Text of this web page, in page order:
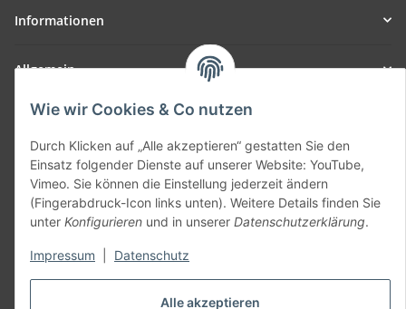
Alle akzeptieren
Wie wir Cookies & Co nutzen
Durch Klicken auf „Alle akzeptieren“ gestatten Sie den
Einsatz folgender Dienste auf unserer Website: YouTube,
Vimeo. Sie können die Einstellung jederzeit ändern
(Fingerabdruck-Icon links unten). Weitere Details finden Sie
unter Konfigurieren und in unserer Datenschutzerklärung.
Impressum Datenschutz
Informationen
Allgemein
Teil unseres Netzwerks:
SmoliTec - Safety. Simplified. Worldwide. ( B2B Shop )
Vertrag widerrufen
* Alle Preise inkl. gesetzlicher USt., zzgl.Versand